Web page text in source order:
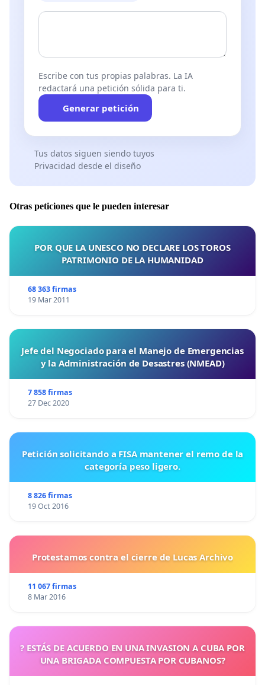
Escribe con tus propias palabras. La IA
redactará una petición sólida para ti.
Generar petición
Tus datos siguen siendo tuyos
Privacidad desde el diseño
Otras peticiones que le pueden interesar
POR QUE LA UNESCO NO DECLARE LOS TOROS
PATRIMONIO DE LA HUMANIDAD
68 363 firmas
19 Mar 2011
Jefe del Negociado para el Manejo de Emergencias
y la Administración de Desastres (NMEAD)
7 858 firmas
27 Dec 2020
Petición solicitando a FISA mantener el remo de la
categoría peso ligero.
8 826 firmas
19 Oct 2016
Protestamos contra el cierre de Lucas Archivo
11 067 firmas
8 Mar 2016
? ESTÁS DE ACUERDO EN UNA INVASION A CUBA POR
UNA BRIGADA COMPUESTA POR CUBANOS?